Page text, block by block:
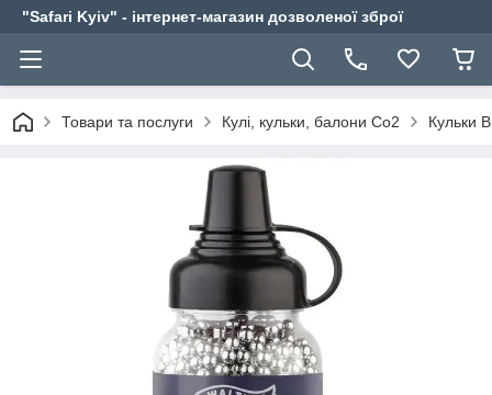
"Safari Kyiv" - інтернет-магазин дозволеної зброї
Товари та послуги Кулі, кульки, балони Co2 Кульки